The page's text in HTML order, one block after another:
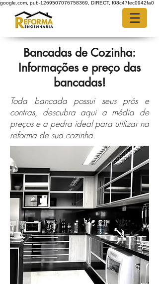
google.com, pub-1269507076758369, DIRECT, f08c47fec0942fa0
Bancadas de Cozinha:
Informações e preço das
bancadas!
Toda bancada possui seus prós e
contras, descubra aqui a média de
preços e a pedra ideal para utilizar na
reforma de sua cozinha.